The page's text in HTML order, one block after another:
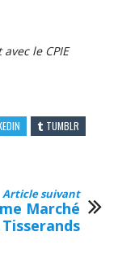
le CPIE
TUMBLR
Article suivant
Marché